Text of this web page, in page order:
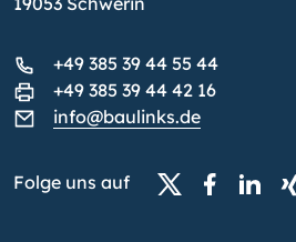
+49 385 39 44 55 44
+49 385 39 44 42 16
info@baulinks.de
Folge uns auf